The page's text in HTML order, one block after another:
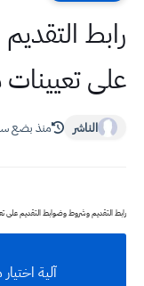
رابط
على تعيينات
الناشر منذ بضع
رابط التقديم وشروط وضوابط التقديم على
آلية اختيار